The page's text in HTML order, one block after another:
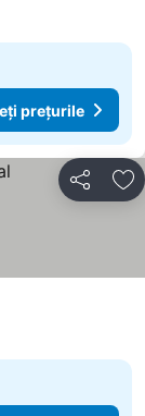
prețurile
Distribuiți